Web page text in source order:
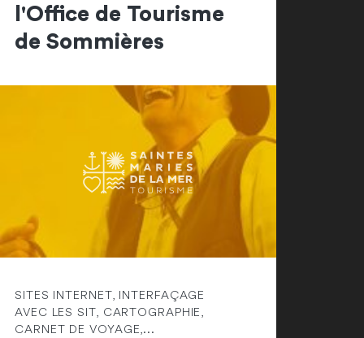
l'Office de Tourisme
de Sommières
SITES INTERNET, INTERFAÇAGE
AVEC LES SIT, CARTOGRAPHIE,
CARNET DE VOYAGE,...